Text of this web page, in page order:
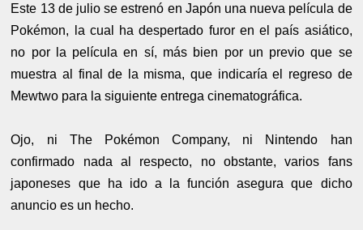
Este 13 de julio se estrenó en Japón una nueva película de
Pokémon, la cual ha despertado furor en el país asiático,
no por la película en sí, más bien por un previo que se
muestra al final de la misma, que indicaría el regreso de
Mewtwo para la siguiente entrega cinematográfica.
Ojo, ni The Pokémon Company, ni Nintendo han
confirmado nada al respecto, no obstante, varios fans
japoneses que ha ido a la función asegura que dicho
anuncio es un hecho.